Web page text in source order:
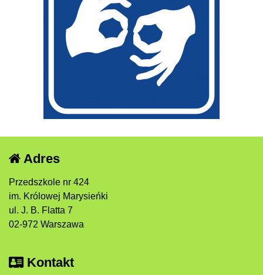
Adres
Przedszkole nr 424
im. Królowej Marysieńki
ul. J. B. Flatta 7
02-972 Warszawa
Kontakt